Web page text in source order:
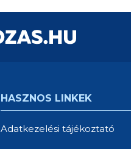
HASZNOS LINKEK
Adatkezelési tájékoztató